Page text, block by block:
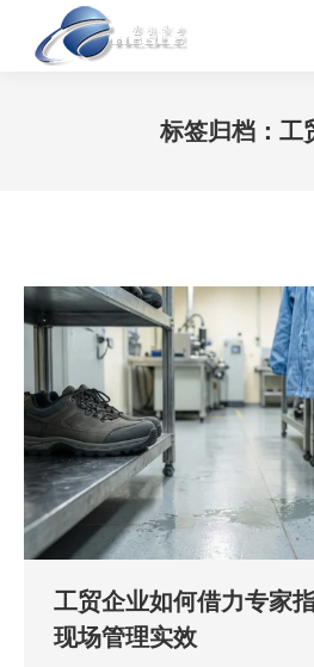
标签归档： 工
工贸企业如何借力专家
现场管理实效